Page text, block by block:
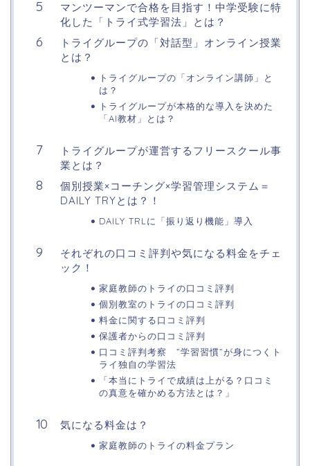
マンツーマンで合格を目指す！中学受験に特
化した「トライ式学習法」とは？
トライグループの「対話型」オンライン授業
とは？
トライグループの「オンライン講師」と
は？
トライグループが本格的な導入を決めた
「AI教材」とは？
トライグループが運営するフリースクール事
業とは？
個別授業×コーチング×学習管理システム＝
DAILY TRYとは？！
DAILY TRLに「振り返り機能」導入
それぞれの口コミ評判や気になる料金をチェ
ック！
家庭教師のトライの口コミ評判
個別教室のトライの口コミ評判
料金に関する口コミ評判
保護者からの口コミ評判
口コミ評判考察 ”学習習慣”が身につくト
ライ独自の学習法
「本当にトライで成績は上がる？口コミ
の真意を確かめる方法とは？」
気になる料金は？
家庭教師のトライの料金プラン